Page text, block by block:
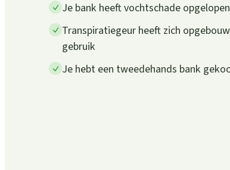
Je bank heeft vochtschade
Transpiratiegeur heeft zich
gebruik
Je hebt een tweedehands bank